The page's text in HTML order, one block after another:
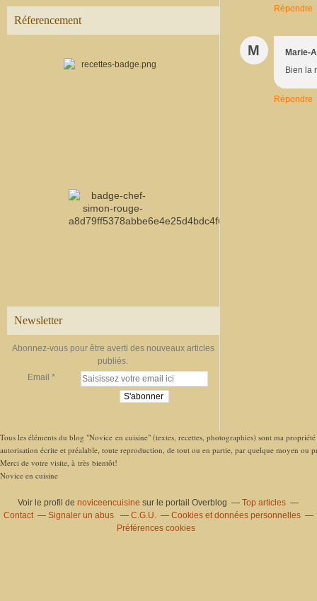
Réferencement
Newsletter
Abonnez-vous pour être averti des nouveaux articles
publiés.
Email
Répondre
M
Marie-
Bien la
Répondre
Tous les éléments du blog "Novice en cuisine" (textes, recettes, photographies) sont ma
autorisation écrite et préalable, toute reproduction, de tout ou en partie, par quelque moyen ou
Merci de votre visite, à très bientôt!
Novice en cuisine
Voir le profil denoviceencuisine sur le portail Overblog
Top articles
Contact
Signaler un abus C.G.U.
Cookies et données personnelles
Préférences cookies